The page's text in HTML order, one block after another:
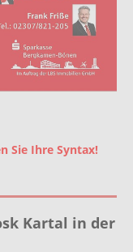
Sie Ihre Syntax!
Kartal in der